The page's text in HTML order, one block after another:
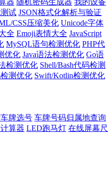
试 JSON格式化解析与验证
CSS压缩美化 Unicode字体
全 Emoji表情大全 JavaScript
MySQL语句检测优化 PHP代
优化 Java语法检测优化 Go语
检测优化 Shell/Bash代码检测
测优化 Swift/Kotlin检测优化
牌选号 车牌号码归属地查询
算器 LED跑马灯 在线屏幕尺